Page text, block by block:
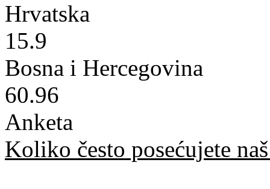
Hrvatska
15.9
Bosna i Hercegovina
60.96
Anketa
Koliko često posećujete